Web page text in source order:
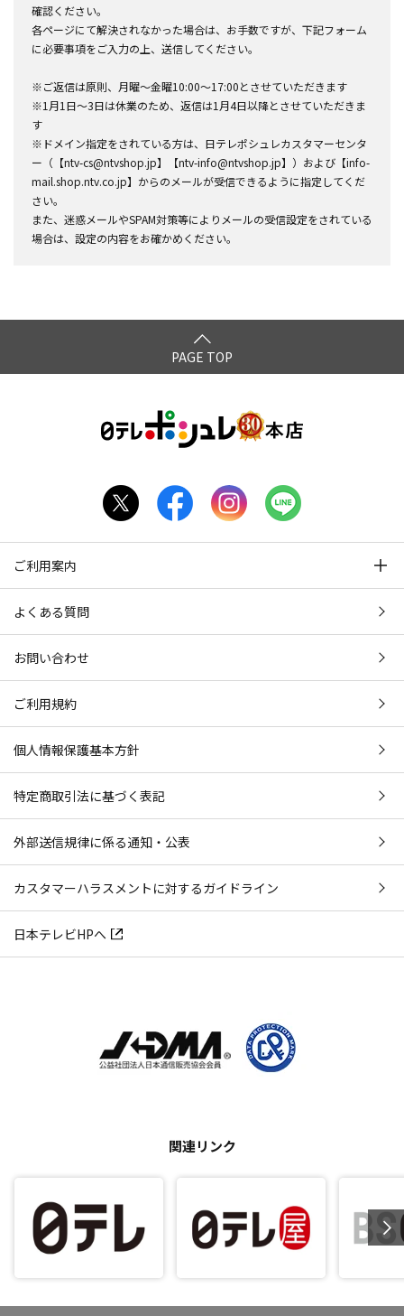
確認ください。
各ページにて解決されなかった場合は、お手数ですが、下記フォーム
に必要事項をご入力の上、送信してください。
※ご返信は原則、月曜～金曜10:00～17:00とさせていただきます
※1月1日～3日は休業のため、返信は1月4日以降とさせていただきま
す
※ドメイン指定をされている方は、日テレポシュレカスタマーセンタ
ー（【ntv-cs@ntvshop.jp】【ntv-info@ntvshop.jp】）および【info-
mail.shop.ntv.co.jp】からのメールが受信できるように指定してくだ
さい。
また、迷惑メールやSPAM対策等によりメールの受信設定をされている
場合は、設定の内容をお確かめください。
PAGE TOP
ご利用案内
よくある質問
お問い合わせ
ご利用規約
個人情報保護基本方針
特定商取引法に基づく表記
外部送信規律に係る通知・公表
カスタマーハラスメントに対するガイドライン
日本テレビHPへ
関連リンク